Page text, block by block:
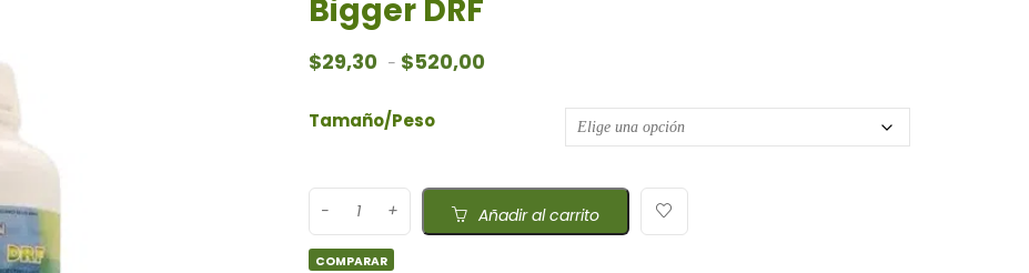
Bigger DRF
$29,30 - $520,00
Tamaño/Peso
Añadir al carrito
COMPARAR